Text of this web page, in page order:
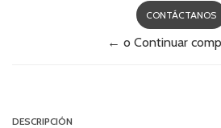
CONTÁCTANOS
← o Continuar
DESCRIPCIÓN